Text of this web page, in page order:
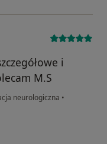
i
M.S
neurologiczna •